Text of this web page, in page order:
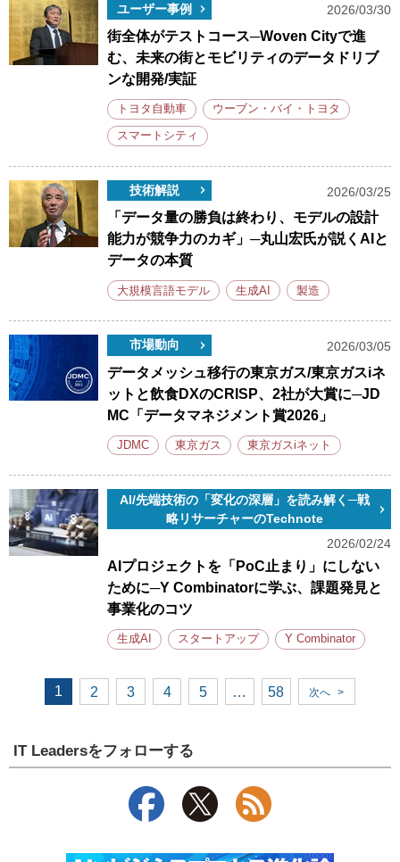
ユーザー事例 2026/03/30
街全体がテストコース─Woven Cityで進
む、未来の街とモビリティのデータドリブ
ンな開発/実証
トヨタ自動車 ウーブン・バイ・トヨタ
スマートシティ
技術解説 2026/03/25
「データ量の勝負は終わり、モデルの設計
能力が競争力のカギ」─丸山宏氏が説くAIと
データの本質
大規模言語モデル 生成AI 製造
市場動向 2026/03/05
データメッシュ移行の東京ガス/東京ガスiネ
ットと飲食DXのCRISP、2社が大賞に─JD
MC「データマネジメント賞2026」
JDMC 東京ガス 東京ガスiネット
AI/先端技術の「変化の深層」を読み解く─戦
略リサーチャーのTechnote
2026/02/24
AIプロジェクトを「PoC止まり」にしない
ために─Y Combinatorに学ぶ、課題発見と
事業化のコツ
生成AI スタートアップ Y Combinator
1 2 3 4 5 … 58 次へ >
IT Leadersをフォローする